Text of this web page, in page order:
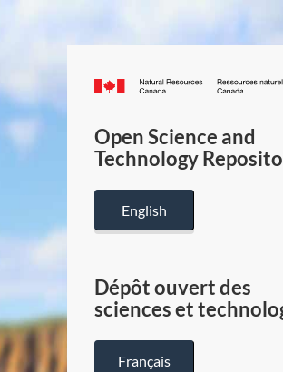
Canada.ca
Open Science and
Technology
English
Dépôt ouvert des
sciences et
Français